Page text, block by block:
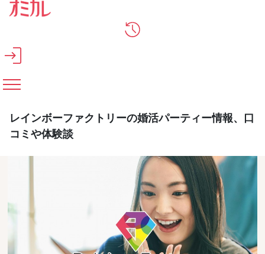
メインコンテンツへスキップ
レインボーファクトリーの婚活パーティー情報、口
コミや体験談